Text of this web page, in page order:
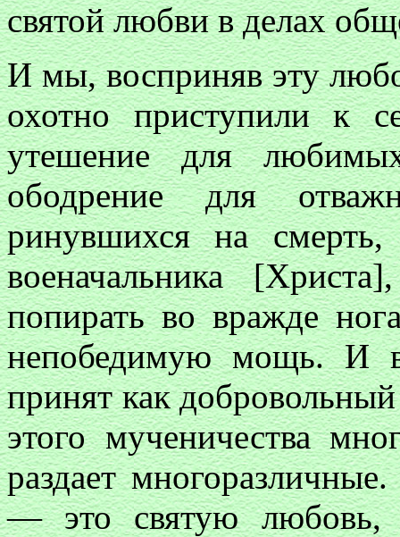
святой любви в делах
И мы, восприняв эту
охотно приступили к
утешение для
ободрение для
ринувшихся на смерть,
военачальника
попирать во вражде
непобедимую мощь. И
принят как
этого мученичества
раздает
— это святую любовь,